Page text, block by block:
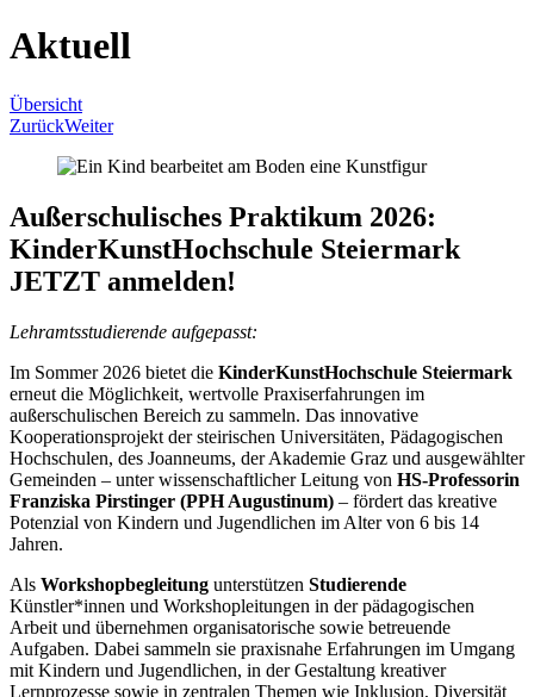
Aktuell
Übersicht
ZurückWeiter
Außerschulisches Praktikum 2026:
KinderKunstHochschule Steiermark
JETZT anmelden!
Lehramtsstudierende aufgepasst:
Im Sommer 2026 bietet die KinderKunstHochschule Steiermark
erneut die Möglichkeit, wertvolle Praxiserfahrungen im
außerschulischen Bereich zu sammeln. Das innovative
Kooperationsprojekt der steirischen Universitäten, Pädagogischen
Hochschulen, des Joanneums, der Akademie Graz und ausgewählter
Gemeinden – unter wissenschaftlicher Leitung von HS-Professorin
Franziska Pirstinger (PPH Augustinum) – fördert das kreative
Potenzial von Kindern und Jugendlichen im Alter von 6 bis 14
Jahren.
Als Workshopbegleitung unterstützen Studierende
Künstler*innen und Workshopleitungen in der pädagogischen
Arbeit und übernehmen organisatorische sowie betreuende
Aufgaben. Dabei sammeln sie praxisnahe Erfahrungen im Umgang
mit Kindern und Jugendlichen, in der Gestaltung kreativer
Lernprozesse sowie in zentralen Themen wie Inklusion, Diversität